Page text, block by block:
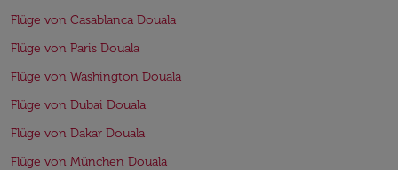
Flüge von Casablanca Douala
Flüge von Paris Douala
Flüge von Washington Douala
Flüge von Dubai Douala
Flüge von Dakar Douala
Flüge von München Douala